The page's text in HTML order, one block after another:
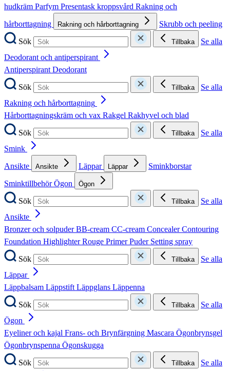
hudkräm Parfym Presentask kroppsvård Rakning och
hårborttagning
Rakning och hårborttagning
Skrubb och peeling
Sök
Tillbaka
Se alla
Deodorant och antiperspirant
AntiperspirantDeodorant
Sök
Tillbaka
Se alla
Rakning och hårborttagning
Hårborttagningskräm och vax Rakgel Rakhyvel och blad
Sök
Tillbaka
Se alla
Smink
Ansikte
Ansikte Läppar Läppar
Sminkborstar
SminktillbehörÖgon Ögon
Sök Tillbaka
Se alla
Ansikte
Bronzer och solpuderBB-cream CC-cream ConcealerContouring
Foundation HighlighterRouge PrimerPuder Setting spray
Sök
Tillbaka
Se alla
Läppar
Läppbalsam LäppstiftLäppglans Läppenna
Sök
Tillbaka
Se alla
Ögon
Eyeliner och kajal Frans- och Brynfärgning Mascara Ögonbrynsgel
Ögonbrynspenna Ögonskugga
Sök
Tillbaka
Se alla